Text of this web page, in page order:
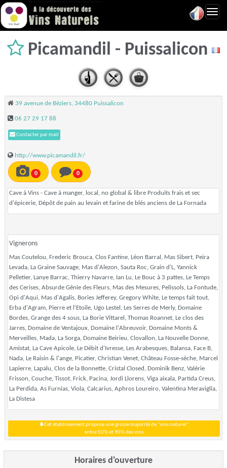
Picamandil - Puissalicon
39 avenue de Béziers, 34480 Puissalicon
06 27 29 17 88
Contacter par mail
http://www.picamandil.fr/
0 0
Cave à Vins - Cave à manger, local, no global & libre Produits frais et sec
d'épicerie, Dépôt de pain au levain et farine de blés anciens de La Fornada
Vignerons
Mas Coutelou, Frederic Brouca, Clos Fantine, Léon Barral, Mas Sibert, Peira
Levada, La Graine Sauvage, Mas d'Alezon, Sauta Roc, Grain d'L, Yannick
Pelletier, Lanye Barrac, Thierry Navarre, Ian Lu, Le Bouc à 3 pattes, Le Temps
des Cerises, Absurde Génie des Fleurs, Mas des Mesures, Pelissols, La Fontude,
Opi d'Aqui, Mas d'Agalis, Bories Jefferey, Gregory White, Le temps fait tout,
Erba d'Agram, Pierre et l'Etoile, Ugo Lestel, Les Serres de Merly, Domaine
Bordes, Grange des 4 sous, La Borie Vittarel, Thomas Roannet, Le clos des
Jarres, Domaine de Ventajoux, Domaine l'Abreuvoir, Domaine Monts &
Merveilles, Mada, La Sorga, Domaine Beirieu, Clovallon, La Nouvelle Donne,
Amistat, La Cave Apicole, Le Débit d'Ivresse, Les Arabesques, Balansa, Face B,
Nada, Le Raisin & l'ange, Picatier, Christian Venet, Château Fosse-sèche, Marcel
Lapierre, Lapalu, Clos de la Bonnette, Cristal Closed, Dominik Benz, Valérie
Frisson, Couche, Tissot, Frick, Pacina, Jordi Llorens, Viga aixala, Partida Creus,
La Perdida, As Furnias, Viola, Calcarius, Aphros Loureiro, Valentina Meraviglia,
La Distesa
Cet établissement propose une grosse majorité de "vins naturel"
entre 50% et 90% des vins
Horaires d'ouverture